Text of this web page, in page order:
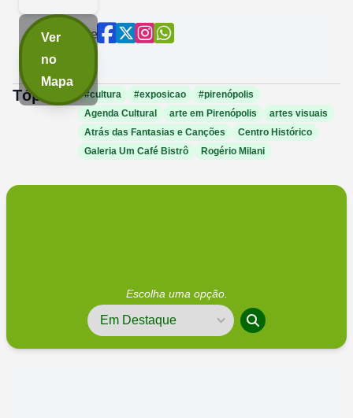
Ver
no
Mapa
Compartilhe
Tópicos: #cultura #exposicao
#pirenópolis
Agenda Cultural
arte em Pirenópolis
artes visuais
Atrás das Fantasias e Canções
Centro Histórico
Galeria Um Café Bistrô
Rogério Milani
Escolha uma opção.